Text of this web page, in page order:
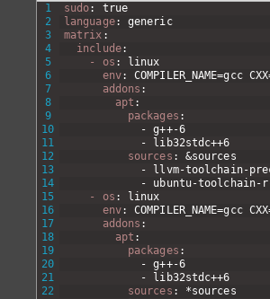
1
2
3
4
5
6
7
8
9
10
11
12
13
14
15
16
17
18
19
20
21
22
sudo: true
language: generic
matrix :
include:
- os : linux
env: COMPILER_NAME=gcc
addons :
apt :
packages :
- g++-6
-
lib32stdc++6
sources : &sources
-
llvm-toolchain-
-
ubuntu-toolchain-
- os : linux
env: COMPILER_NAME=gcc
addons :
apt :
packages :
- g++-6
-
lib32stdc++6
sources : *sources